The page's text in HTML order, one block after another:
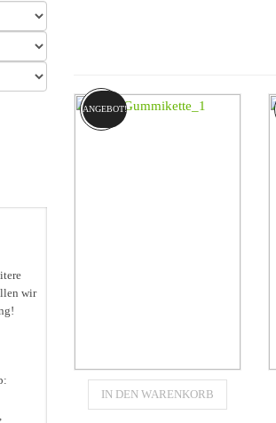
Gummikette
380x102x42
ANGEBOT!
IN DEN WARENKORB
wir